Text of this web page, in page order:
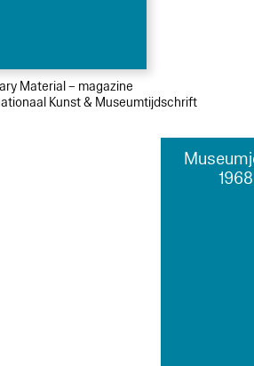
Material – magazine
Kunst & Museumtijdschrift